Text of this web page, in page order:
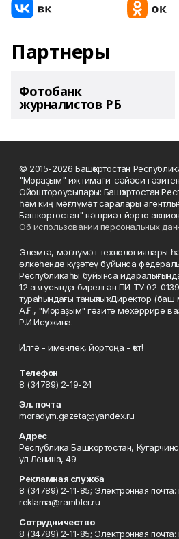
Партнеры
Фотобанк
журналистов РБ
© 2015-2026 Башҡортостан
"Мораҙым" ижтимағи-сәйәси
Ойоштороусылары: Башҡортостан
һәм киң мәғлүмәт саралары
Башкортостан" нәшриәт йорто
Об использовании персональных
Элемтә, мәғлүмәт технологиялары
өлкәһендә күҙәтеү буйынса
Республикаһы буйынса
12 авгусында бирелгән ПИ ТУ 02-
тураһындағы таныҡлыҡ. Директор
А.Ғ., "Мораҙым" гәзите мөхәррире
Р.И.Исҡужина.
Илгә - именлек, йортоңа - ҡот!
Телефон
8 (34789) 2-19-24
Эл. почта
moradym.gazeta@yandex.ru
Адрес
Республика Башкортостан,
ул.Ленина, 49
Рекламная служба
8 (34789) 2-11-85; Электронная
reklama@rambler.ru
Сотрудничество
8 (34789) 2-11-85; Электронная